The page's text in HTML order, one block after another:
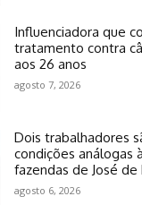
Influenciadora que
tratamento contra
aos 26 anos
agosto 7, 2026
Dois trabalhadores
condições análogas
fazendas de José de
agosto 6, 2026